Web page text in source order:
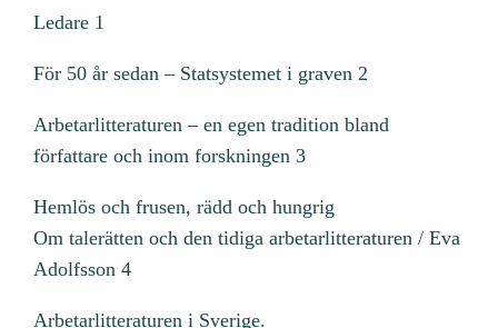
m
g
d
Ledare 1
För 50 år sedan – Statsystemet i graven 2
Arbetarlitteraturen – en egen tradition bland
författare och inom forskningen 3
Hemlös och frusen, rädd och hungrig
Om talerätten och den tidiga arbetarlitteraturen / Eva
Adolfsson 4
Arbetarlitteraturen i Sverige.